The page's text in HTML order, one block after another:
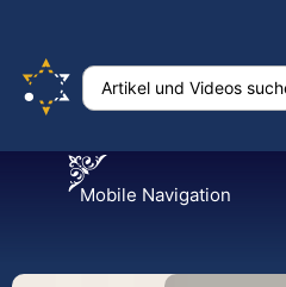
Mobile Navigation